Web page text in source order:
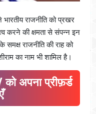
भारतीय राजनीति को प्रखर
करने की क्षमता से संपन्न इन
समक्ष राजनीति की राह को
का नाम भी शामिल है।
अपना प्रीफ़र्ड